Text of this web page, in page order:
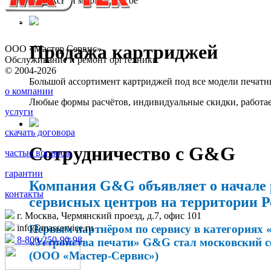
Продажа картриджей
Большой ассортимент картриджей под все модели
Любые формы расчётов, индивидуальные скидки,
Сотрудничество с G&G
Компания G&G объявляет о начале
сервисных центров на территории
Первым партнёром по сервису в категориях
«Устройства печати» G&G стал московский
(ООО «Мастер-Сервис»)
ООО «Мастер Сервис»
Обслуживание и ремонт оргтехники
© 2004-2026
о компании
услуги
скачать договора
частые вопросы
гарантии
контакты
г. Москва, Чермянский проезд, д.7, офис 101
info@masservice.ru
8-800-250-90-98